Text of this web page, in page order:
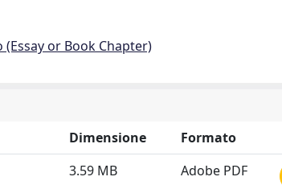
or Book Chapter)
Dimensione
Formato
3.59 MB Adobe PDF